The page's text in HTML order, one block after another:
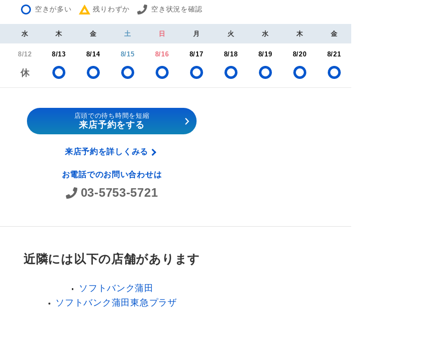
空きが多い 残りわずか 空き状況を確認
水 木 金 土 日 月 火 水 木 金
8/12 8/13 8/14 8/15 8/16 8/17 8/18 8/19 8/20 8/21
店頭での待ち時間を短縮
来店予約をする
来店予約を詳しくみる
お電話でのお問い合わせは
03-5753-5721
近隣には以下の店舗があります
ソフトバンク蒲田
ソフトバンク蒲田東急プラザ